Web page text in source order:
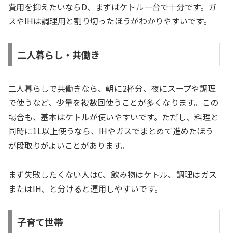
費用を抑えたいならD、まずはケトル一台で十分です。ガ
スやIHは調理用と割り切ったほうがわかりやすいです。
二人暮らし・共働き
二人暮らしで共働きなら、朝に2杯分、夜にスープや調理
で使うなど、少量を複数回使うことが多くなります。この
場合も、基本はケトルが使いやすいです。ただし、料理と
同時に1L以上使うなら、IHやガスでまとめて進めたほう
が段取りがよいことがあります。
まず失敗したくない人はC、飲み物はケトル、調理はガス
またはIH、と分けると運用しやすいです。
子育て世帯